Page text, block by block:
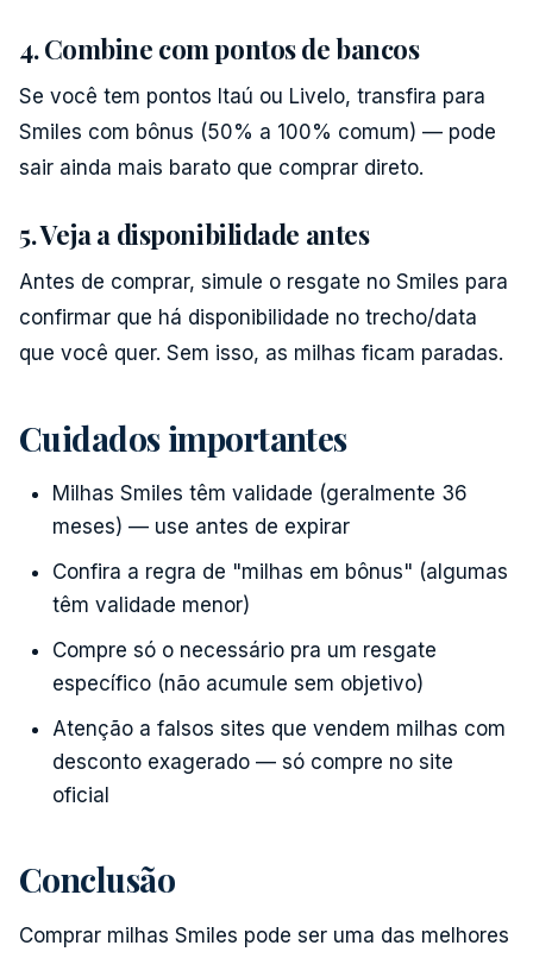
4. Combine com pontos de bancos
Se você tem pontos Itaú ou Livelo, transfira para
Smiles com bônus (50% a 100% comum) — pode
sair ainda mais barato que comprar direto.
5. Veja a disponibilidade antes
Antes de comprar, simule o resgate no Smiles para
confirmar que há disponibilidade no trecho/data
que você quer. Sem isso, as milhas ficam paradas.
Cuidados importantes
Milhas Smiles têm validade (geralmente 36
meses) — use antes de expirar
Confira a regra de "milhas em bônus" (algumas
têm validade menor)
Compre só o necessário pra um resgate
específico (não acumule sem objetivo)
Atenção a falsos sites que vendem milhas com
desconto exagerado — só compre no site
oficial
Conclusão
Comprar milhas Smiles pode ser uma das melhores